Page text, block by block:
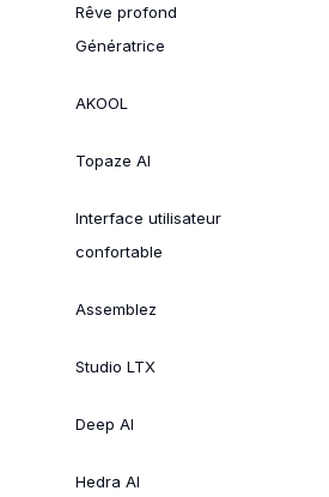
Rêve profond
Génératrice
AKOOL
Topaze AI
Interface utilisateur
confortable
Assemblez
Studio LTX
Deep AI
Hedra AI